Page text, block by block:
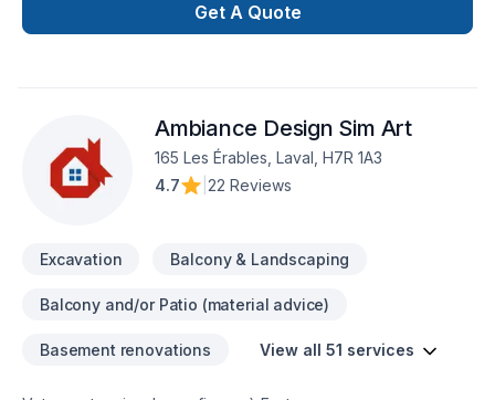
DELTA,MARGELLE,CHEMINÉE DE NETTOYAGE,DRAIN
SANITAIRE,LIGNE A EAU NOUVEAU SERVICE EN 2023 ;
CONSTRUCTION ,FOSSÉ,DÉMOLITION PISCINE CREUSER ET
MAISON,.TERRASSEMENT ,PAVÉ UNI,
Get A Quote
Ambiance Design Sim Art
165 Les Érables, Laval, H7R 1A3
4.7
22 Reviews
Excavation Balcony & Landscaping
Balcony and/or Patio (material advice)
Basement renovations View all 51 services